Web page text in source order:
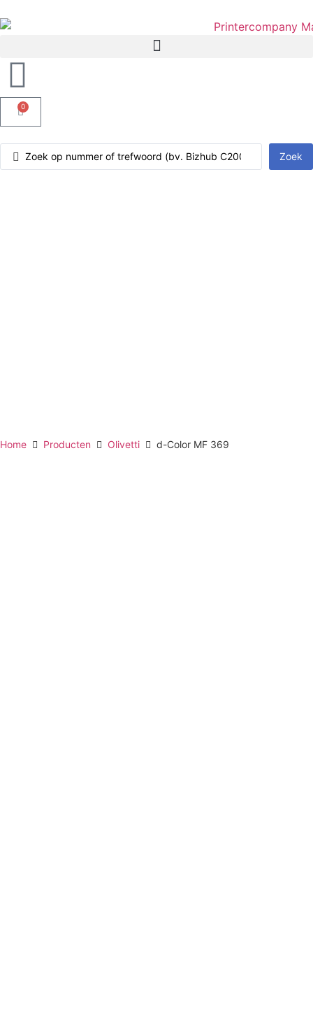
0
Zoek
Home Producten Olivetti d-Color MF 369